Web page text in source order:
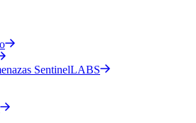
SentinelLABS